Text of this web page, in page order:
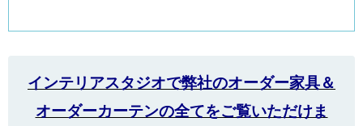
インテリアスタジオで弊社のオーダー家具＆
オーダーカーテンの全てをご覧いただけま